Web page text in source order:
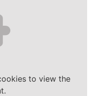
to view the